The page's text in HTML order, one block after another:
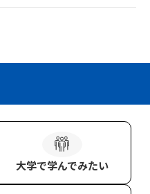
大学で学んでみたい